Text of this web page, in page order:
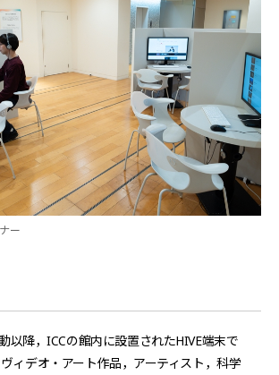
ー
以降，ICCの館内に設置されたHIVE端末で
ィデオ・アート作品，アーティスト，科学